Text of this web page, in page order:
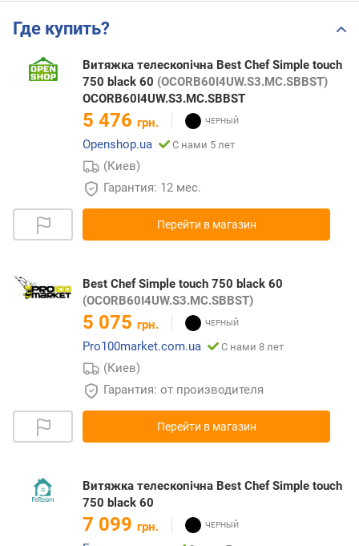
Где купить?
Витяжка телескопічна Best Chef Simple touch
750 black 60 (OCORB60I4UW.S3.MC.SBBST)
OCORB60I4UW.S3.MC.SBBST
5 476 грн.
Openshop.ua
С нами 5 лет
(Киев)
Гарантия: 12 мес.
Перейти в магазин
Best Chef Simple touch 750 black 60
(OCORB60I4UW.S3.MC.SBBST)
5 075 грн.
Pro100market.com.ua
С нами 8 лет
(Киев)
Гарантия: от производителя
Перейти в магазин
Витяжка телескопічна Best Chef Simple touch
750 black 60
7 099 грн.